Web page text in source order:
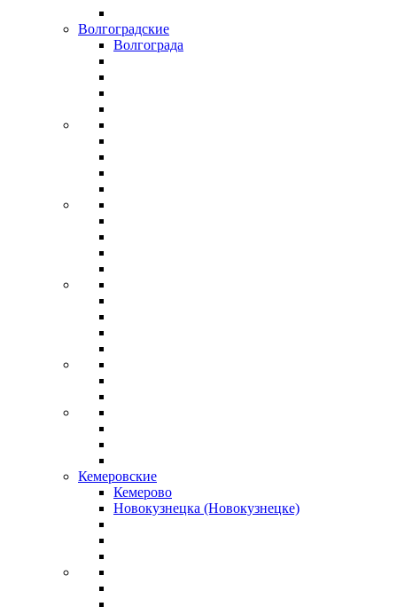
Волгоградские
Волгограда
Кемеровские
Кемерово
Новокузнецка (Новокузнецке)